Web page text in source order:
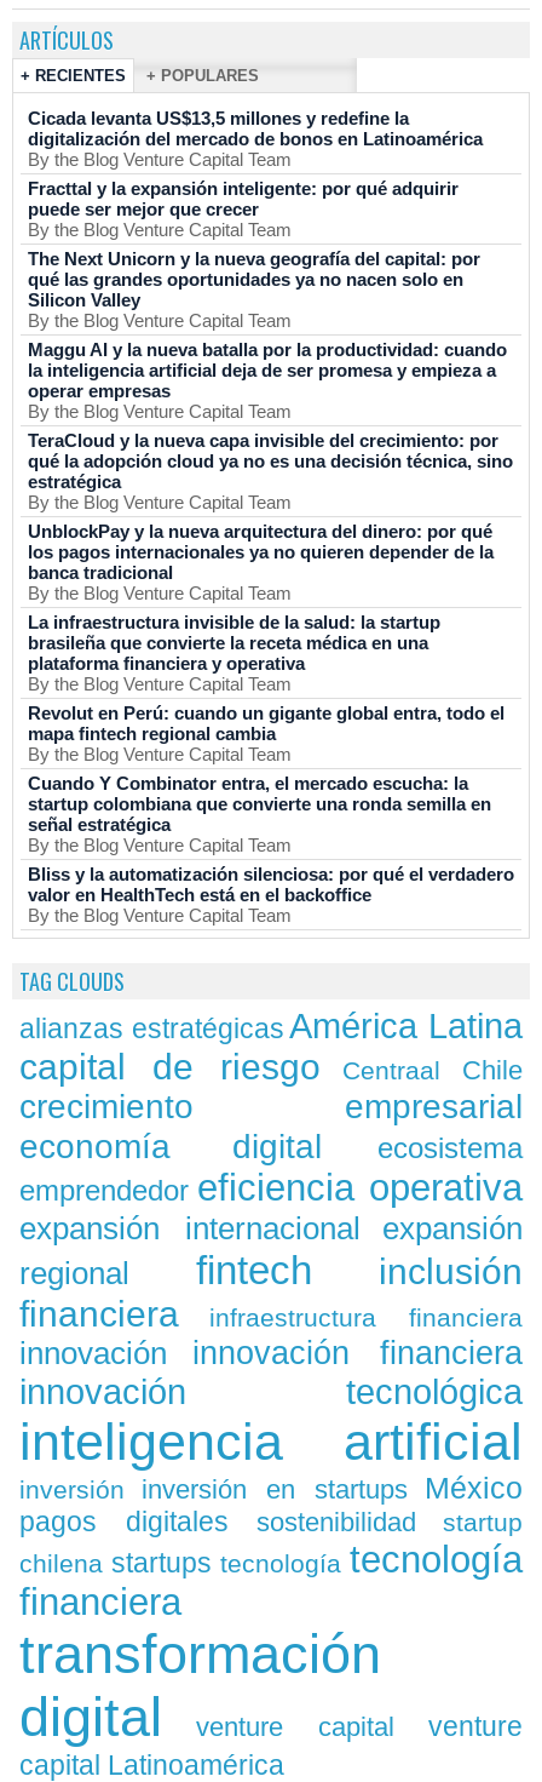
ARTÍCULOS
+ RECIENTES + POPULARES
Cicada levanta US$13,5 millones y redefine la
digitalización del mercado de bonos en Latinoamérica
By the Blog Venture Capital Team
Fracttal y la expansión inteligente: por qué adquirir
puede ser mejor que crecer
By the Blog Venture Capital Team
The Next Unicorn y la nueva geografía del capital: por
qué las grandes oportunidades ya no nacen solo en
Silicon Valley
By the Blog Venture Capital Team
Maggu AI y la nueva batalla por la productividad: cuando
la inteligencia artificial deja de ser promesa y empieza a
operar empresas
By the Blog Venture Capital Team
TeraCloud y la nueva capa invisible del crecimiento: por
qué la adopción cloud ya no es una decisión técnica, sino
estratégica
By the Blog Venture Capital Team
UnblockPay y la nueva arquitectura del dinero: por qué
los pagos internacionales ya no quieren depender de la
banca tradicional
By the Blog Venture Capital Team
La infraestructura invisible de la salud: la startup
brasileña que convierte la receta médica en una
plataforma financiera y operativa
By the Blog Venture Capital Team
Revolut en Perú: cuando un gigante global entra, todo el
mapa fintech regional cambia
By the Blog Venture Capital Team
Cuando Y Combinator entra, el mercado escucha: la
startup colombiana que convierte una ronda semilla en
señal estratégica
By the Blog Venture Capital Team
Bliss y la automatización silenciosa: por qué el verdadero
valor en HealthTech está en el backoffice
By the Blog Venture Capital Team
TAG CLOUDS
alianzas estratégicas América Latina
capital de riesgo Centraal Chile
crecimiento empresarial
economía digital
ecosistema
emprendedor eficiencia operativa
expansión internacional
expansión
regional
fintech
inclusión
financiera
infraestructura financiera
innovación innovación financiera
innovación tecnológica
inteligencia artificial
inversión inversión en startups México
pagos digitales sostenibilidad
startup
chilena startups tecnología tecnología
financiera
transformación
digital
venture capital
venture
capital Latinoamérica